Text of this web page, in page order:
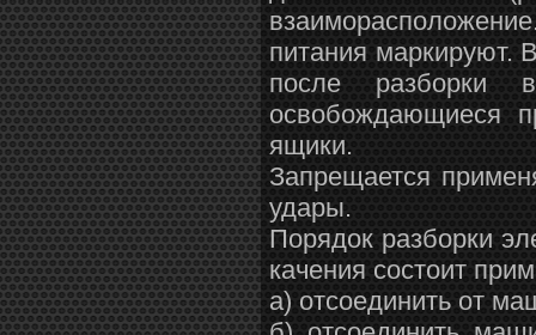
питания маркируют.
после разборки
освобождающиеся
ящики.
Запрещается
удары.
Порядок разборки
качения состоит
а) отсоединить от